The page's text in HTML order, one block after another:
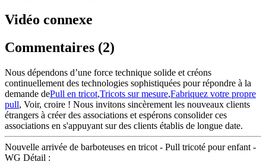
Vidéo connexe
Commentaires (2)
Nous dépendons d’une force technique solide et créons
continuellement des technologies sophistiquées pour répondre à la
demande dePull en tricot,Tricots sur mesure,Fabriquez votre propre
pull, Voir, croire ! Nous invitons sincèrement les nouveaux clients
étrangers à créer des associations et espérons consolider ces
associations en s'appuyant sur des clients établis de longue date.
Nouvelle arrivée de barboteuses en tricot - Pull tricoté pour enfant -
WG Détail :